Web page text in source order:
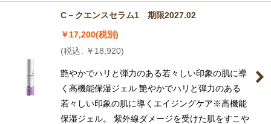
C－クエンスセラム1 期限2027.02
￥17,200(税別)
(税込: ￥ 18,920)
艶やかでハリと弾力のある若々しい印象の肌に導
く高機能保湿ジェル 艶やかでハリと弾力のある
若々しい印象の肌に導くエイジングケア※高機能
保湿ジェル。 紫外線ダメージを受けた肌をすこや